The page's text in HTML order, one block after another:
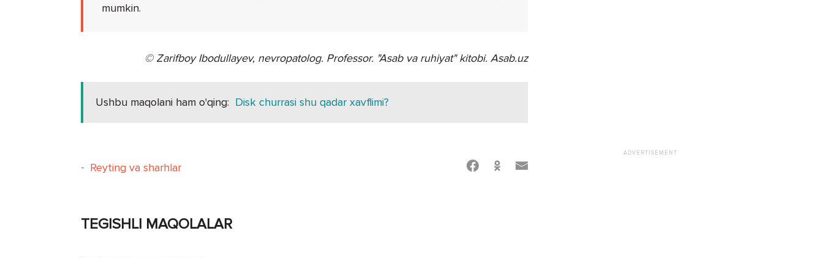
mumkin.
© Zarifboy Ibodullayev, nevropatolog. Professor. "Asab va ruhiyat" kitobi. Asab.uz
Ushbu maqolani ham o'qing: Disk churrasi shu qadar xavflimi?
- Reyting va sharhlar
TEGISHLI MAQOLALAR